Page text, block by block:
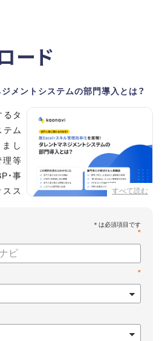
ード
ジメントシステムの部門導入とは？
すべて読む
タ
ム
し
理等
・事
ス
その解決法
ステムの部門導入するメリット
る企業のシステム活用事例
*
*